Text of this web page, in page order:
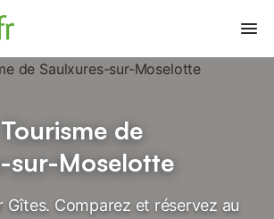
de
sur-Moselotte
Gîtes. Comparez et réservez au